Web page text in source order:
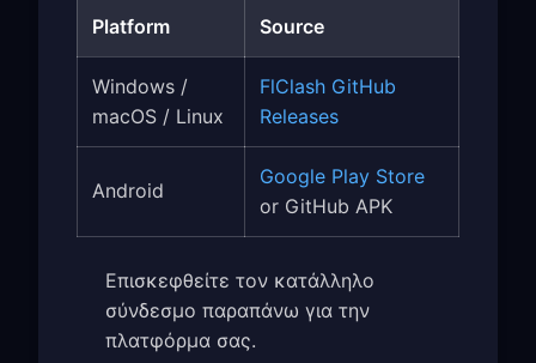
Platform Source
Windows /
macOS / Linux
FlClash GitHub
Releases
Android
Google Play Store
or GitHub APK
Επισκεφθείτε τον κατάλληλο
σύνδεσμο παραπάνω για την
πλατφόρμα σας.